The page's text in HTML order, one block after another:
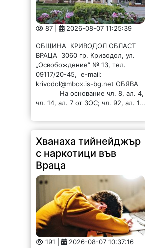
87 | 2026-08-07 11:25:39
ОБЩИНА КРИВОДОЛ ОБЛАСТ
ВРАЦА 3060 гр. Криводол, ул.
„Освобождение” № 13, тел.
09117/20-45, e-mail:
krivodol@mbox.is-bg.net ОБЯВА
На основание чл. 8, ал. 4,
чл. 14, ал. 7 от ЗОС; чл. 92, ал. 1...
Хванаха тийнейджър
с наркотици във
Враца
191 | 2026-08-07 10:37:16